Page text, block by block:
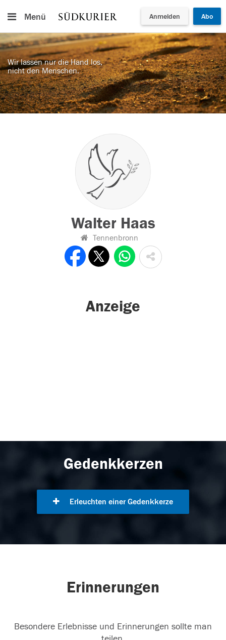
Menü Anmelden Abo
Wir lassen nur die Hand los,
nicht den Menschen.
Walter Haas
Tennenbronn
Anzeige
Gedenkkerzen
Erleuchten einer Gedenkkerze
Erinnerungen
Besondere Erlebnisse und Erinnerungen sollte man